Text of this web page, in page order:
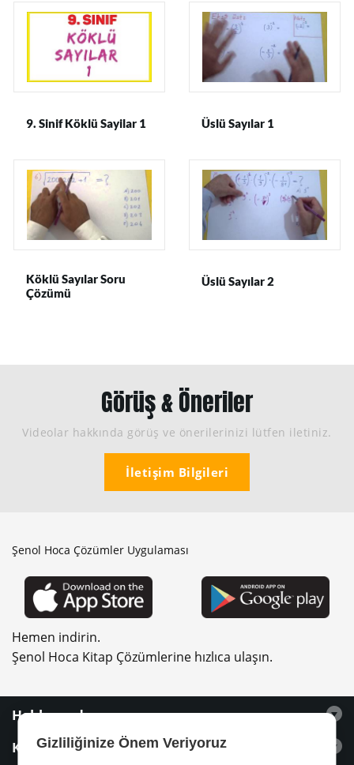
9. Sinif Köklü Sayilar 1 Üslü Sayılar 1
Köklü Sayılar Soru
Çözümü
Üslü Sayılar 2
Görüş & Öneriler
Videolar hakkında görüş ve önerilerinizi lütfen iletiniz.
İletişim Bilgileri
Şenol Hoca Çözümler Uygulaması
Hemen indirin.
Şenol Hoca Kitap Çözümlerine hızlıca ulaşın.
Hakkımızda
Kitaplar
Gizliliğinize Önem Veriyoruz